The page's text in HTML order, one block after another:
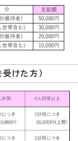
けた方）